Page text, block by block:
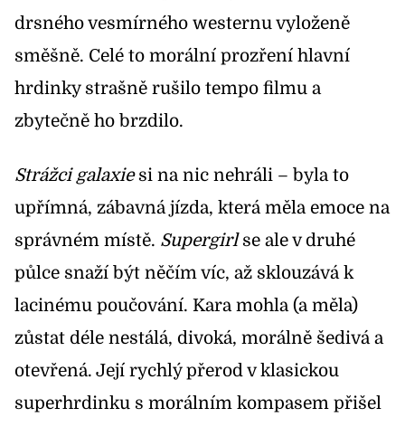
drsného vesmírného westernu vyloženě
směšně. Celé to morální prozření hlavní
hrdinky strašně rušilo tempo filmu a
zbytečně ho brzdilo.
Strážci galaxiesi na nic nehráli – byla to
upřímná, zábavná jízda, která měla emoce na
správném místě. Supergirlse ale v druhé
půlce snaží být něčím víc, až sklouzává k
lacinému poučování. Kara mohla (a měla)
zůstat déle nestálá, divoká, morálně šedivá a
otevřená. Její rychlý přerod v klasickou
superhrdinku s morálním kompasem přišel